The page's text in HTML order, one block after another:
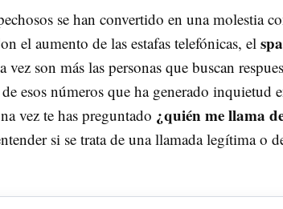
se han convertido en una molestia
el aumento de las estafas telefónicas, el
son más las personas que buscan
esos números que ha generado inquietud
vez te has preguntado ¿quién me llama
si se trata de una llamada legítima o